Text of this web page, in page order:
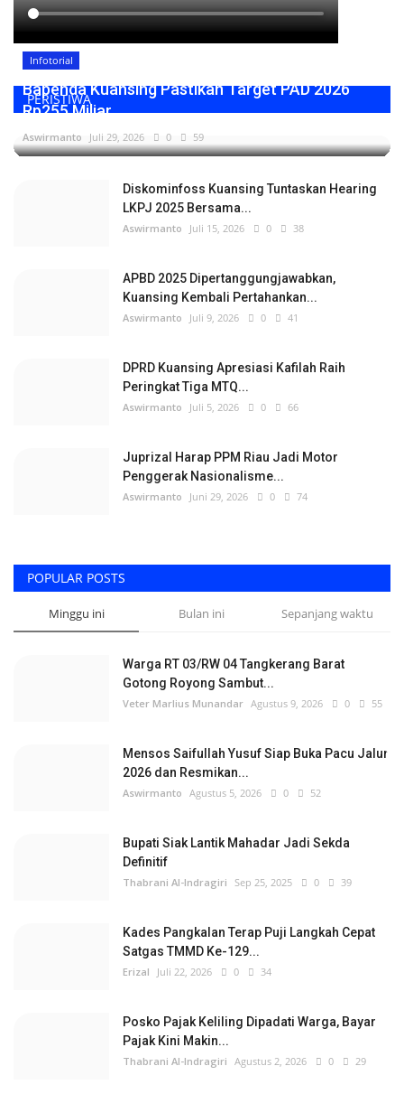
PERISTIWA
Infotorial
Bapenda Kuansing Pastikan Target PAD 2026
Rp255 Miliar,...
Aswirmanto Juli 29, 2026 0 59
Diskominfoss Kuansing Tuntaskan Hearing
LKPJ 2025 Bersama...
Aswirmanto Juli 15, 2026 0 38
APBD 2025 Dipertanggungjawabkan,
Kuansing Kembali Pertahankan...
Aswirmanto Juli 9, 2026 0 41
DPRD Kuansing Apresiasi Kafilah Raih
Peringkat Tiga MTQ...
Aswirmanto Juli 5, 2026 0 66
Juprizal Harap PPM Riau Jadi Motor
Penggerak Nasionalisme...
Aswirmanto Juni 29, 2026 0 74
POPULAR POSTS
Minggu ini Bulan ini Sepanjang waktu
Warga RT 03/RW 04 Tangkerang Barat
Gotong Royong Sambut...
Veter Marlius Munandar Agustus 9, 2026 0 55
Mensos Saifullah Yusuf Siap Buka Pacu Jalur
2026 dan Resmikan...
Aswirmanto Agustus 5, 2026 0 52
Bupati Siak Lantik Mahadar Jadi Sekda
Definitif
Thabrani Al-Indragiri Sep 25, 2025 0 39
Kades Pangkalan Terap Puji Langkah Cepat
Satgas TMMD Ke-129...
Erizal Juli 22, 2026 0 34
Posko Pajak Keliling Dipadati Warga, Bayar
Pajak Kini Makin...
Thabrani Al-Indragiri Agustus 2, 2026 0 29